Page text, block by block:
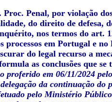
Proc. Penal, por violação
do direito de defesa,
nos termos do art.
processos em Portugal e
do legal recurso a
as conclusões que se
proferido em 06/11/2024
da continuação
pelo Ministério